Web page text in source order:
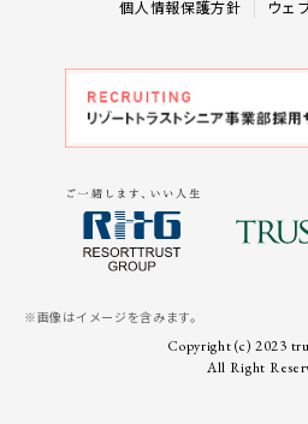
個人情報保護方針 ウェ
※画像はイメージを含みます。
Copyright (c) 2023
All Right